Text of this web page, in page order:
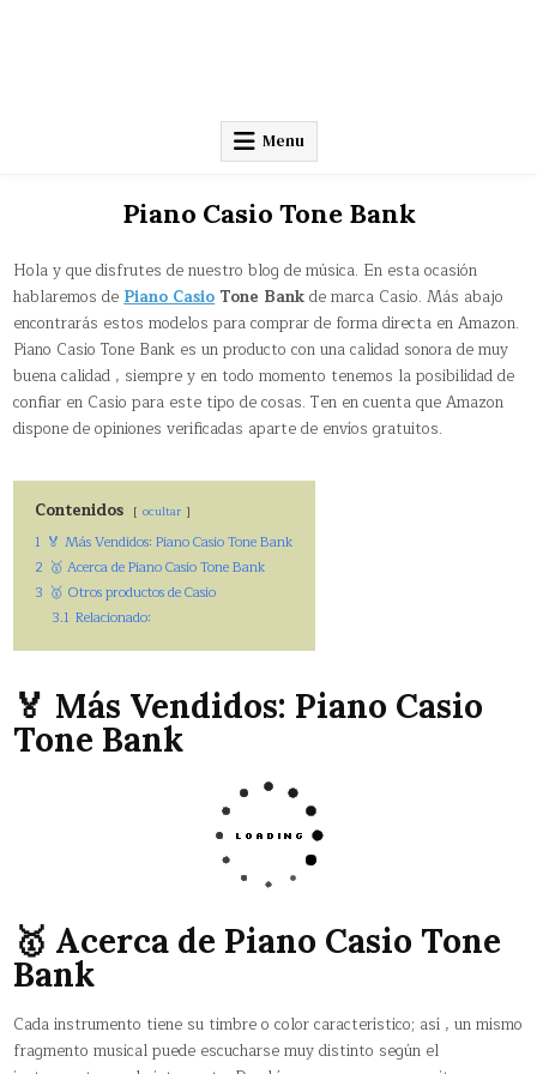
Menu
Piano Casio Tone Bank
Hola y que disfrutes de nuestro blog de música. En esta ocasión
hablaremos dePiano CasioTone Bankde marca Casio. Más abajo
encontrarás estos modelos para comprar de forma directa en Amazon.
Piano Casio Tone Bank es un producto con una calidad sonora de muy
buena calidad , siempre y en todo momento tenemos la posibilidad de
confiar en Casio para este tipo de cosas. Ten en cuenta que Amazon
dispone de opiniones verificadas aparte de envíos gratuitos.
Contenidos ocultar
1 🏅 Más Vendidos: Piano Casio Tone Bank
2 🥇 Acerca de Piano Casio Tone Bank
3 🥇 Otros productos de Casio
3.1 Relacionado:
🏅 Más Vendidos: Piano Casio
Tone Bank
🥇 Acerca de Piano Casio Tone
Bank
Cada instrumento tiene su timbre o color característico; así , un mismo
fragmento musical puede escucharse muy distinto según el